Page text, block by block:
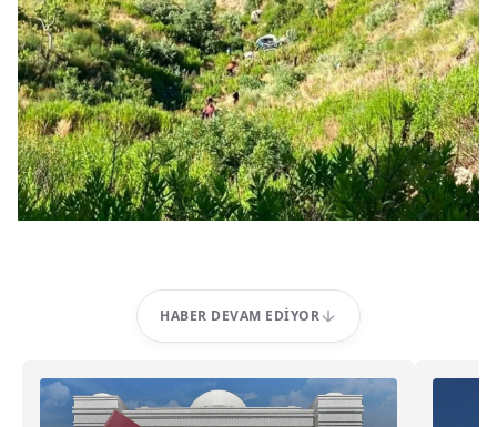
HABER DEVAM EDIYOR